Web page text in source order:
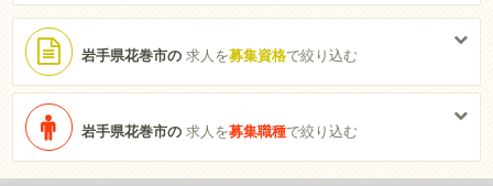
岩手県花巻市の求人を募集資格で絞り込む
岩手県花巻市の求人を募集職種で絞り込む